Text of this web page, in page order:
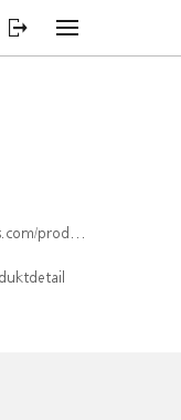
isin/CH1579761979